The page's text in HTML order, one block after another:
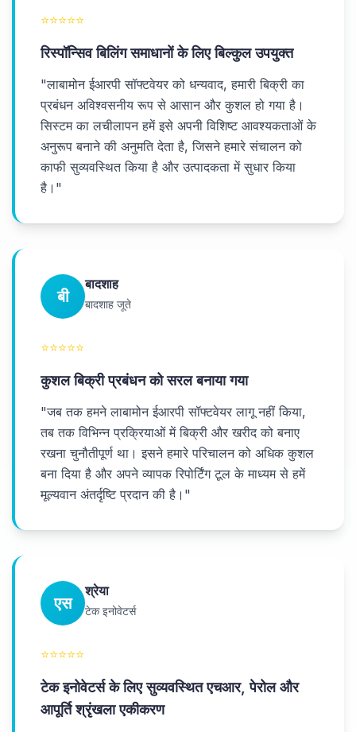
⭐⭐⭐⭐⭐
रिस्पॉन्सिव बिलिंग समाधानों के लिए बिल्कुल उपयुक्त
"लाबामोन ईआरपी सॉफ्टवेयर को धन्यवाद, हमारी बिक्री का
प्रबंधन अविश्वसनीय रूप से आसान और कुशल हो गया है।
सिस्टम का लचीलापन हमें इसे अपनी विशिष्ट आवश्यकताओं के
अनुरूप बनाने की अनुमति देता है, जिसने हमारे संचालन को
काफी सुव्यवस्थित किया है और उत्पादकता में सुधार किया
है। "
बी
बादशाह
बादशाह जूते
⭐⭐⭐⭐⭐
कुशल बिक्री प्रबंधन को सरल बनाया गया
"जब तक हमने लाबामोन ईआरपी सॉफ्टवेयर लागू नहीं किया,
तब तक विभिन्न प्रक्रियाओं में बिक्री और खरीद को बनाए
रखना चुनौतीपूर्ण था। इसने हमारे परिचालन को अधिक कुशल
बना दिया है और अपने व्यापक रिपोर्टिंग टूल के माध्यम से हमें
मूल्यवान अंतर्दृष्टि प्रदान की है। "
एस
श्रेया
टेक इनोवेटर्स
⭐⭐⭐⭐⭐
टेक इनोवेटर्स के लिए सुव्यवस्थित एचआर, पेरोल और
आपूर्ति श्रृंखला एकीकरण